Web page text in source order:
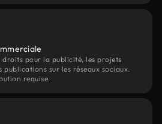
droits pour la publicité, les projets
publications sur les réseaux sociaux.
requise.